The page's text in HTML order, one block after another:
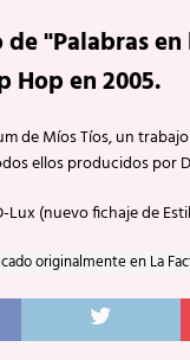
"Palabras
Hop en 2005.
de Míos Tíos, un
ellos producidos por
Lux (nuevo fichaje de
originalmente en La